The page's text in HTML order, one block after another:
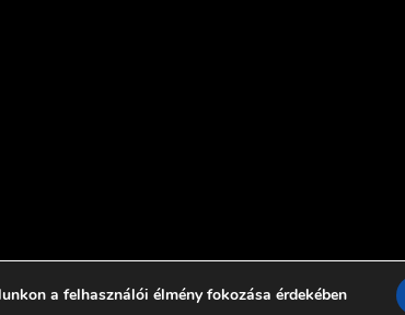
a felhasználói élmény fokozása érdekében